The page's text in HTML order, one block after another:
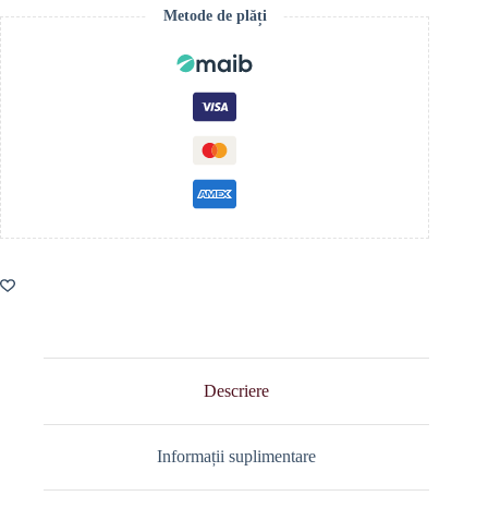
Metode de plăți
Descriere
Informații suplimentare